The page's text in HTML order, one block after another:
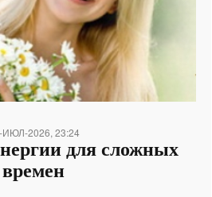
ИЮЛ-2026, 23:24
для сложных
времен